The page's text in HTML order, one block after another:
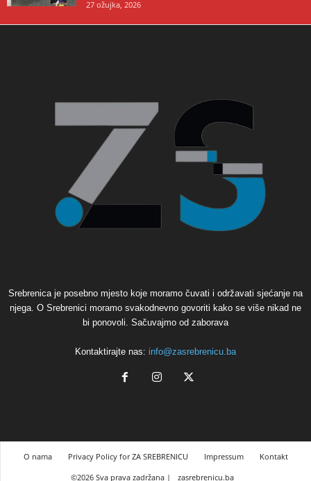
27 ožujka, 2026
Srebrenica je posebno mjesto koje moramo čuvati i održavati sjećanje na
njega. O Srebrenici moramo svakodnevno govoriti kako se više nikad ne
bi ponovoli. Sačuvajmo od zaborava
Kontaktirajte nas: info@zasrebrenicu.ba
O nama Privacy Policy for ZA SREBRENICU Impressum
Kontakt
©2026 Sva prava zadržana |
zasrebrenicu.ba